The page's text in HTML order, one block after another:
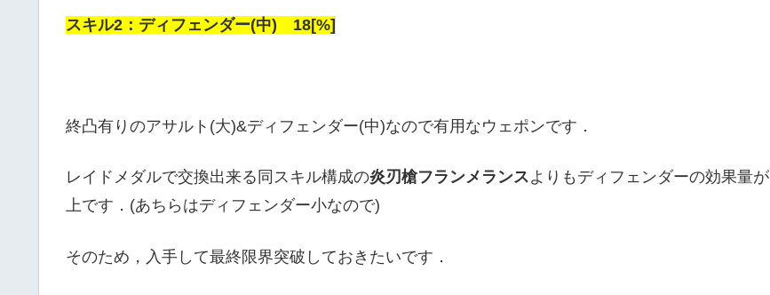
スキル2：ディフェンダー(中) 18[%]
終凸有りのアサルト(大)&ディフェンダー(中)なので有用なウェポンです．
レイドメダルで交換出来る同スキル構成の炎刃槍フランメランスよりもディフェンダーの効果量が
上です．(あちらはディフェンダー小なので)
そのため，入手して最終限界突破しておきたいです．